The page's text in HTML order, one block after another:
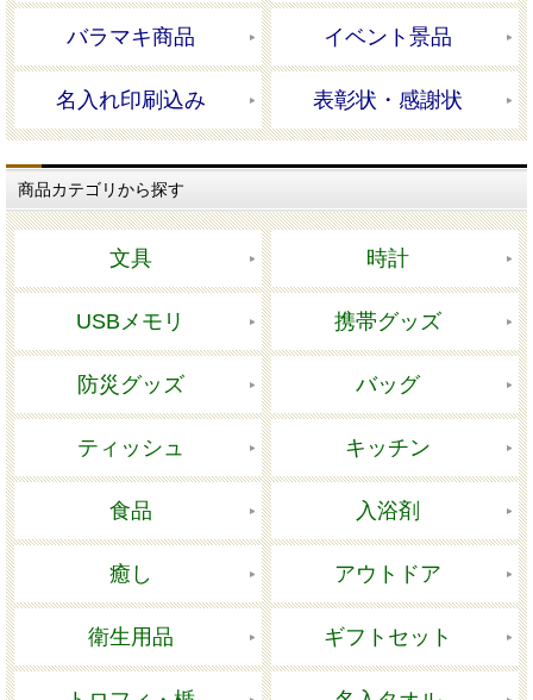
バラマキ商品 イベント景品
名入れ印刷込み 表彰状・感謝状
商品カテゴリから探す
文具 時計
USBメモリ 携帯グッズ
防災グッズ バッグ
ティッシュ キッチン
食品 入浴剤
癒し アウトドア
衛生用品 ギフトセット